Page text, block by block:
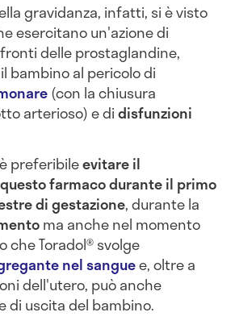
gravidanza, infatti, si è visto
esercitano un'azione di
delle prostaglandine,
bambino al pericolo di
(con la chiusura
arterioso) e didisfunzioni
preferibileevitare il
farmaco durante il primo
di gestazione, durante la
ma anche nel momento
che Toradol® svolge
nel sanguee, oltre a
dell'utero, può anche
di uscita del bambino.